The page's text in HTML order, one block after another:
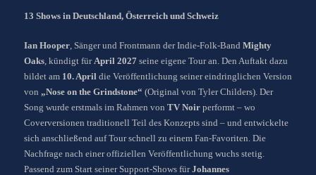
13 Shows in Deutschland, Österreich und Schweiz
Ian Hooper, Sänger und Frontmann der Indie-Folk-Band Mighty
Oaks, kündigt fürApril 2027 seine eigene Tour an. Den Auftakt dazu
bildet am 10. April die Veröffentlichung seiner eindringlichen Version
von „Nose on the Grindstone“ (Original von Tyler Childers). Der
Song wurde erstmals im Rahmen von TV Noir performt – wo
Coverversionen traditionell Teil des Konzepts sind – und entwickelte
sich anschließend auf Tour schnell zu einem Fan-Favoriten. Die
Nachfrage nach einer offiziellen Veröffentlichung wuchs stetig.
Passend zum Start seiner Support-Shows fürJohannes